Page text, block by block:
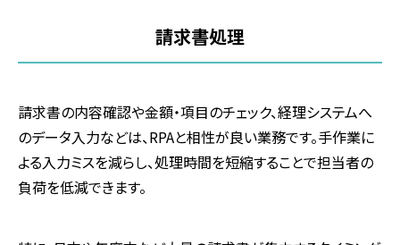
請求書処理
請求書の内容確認や金額・項目のチェック、経理システムへ
のデータ入力などは、RPAと相性が良い業務です。手作業に
よる入力ミスを減らし、処理時間を短縮することで担当者の
負荷を低減できます。